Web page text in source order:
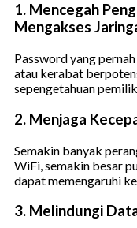
1. Mencegah
Mengakses
Password yang
atau kerabat
sepengetahuan
2. Menjaga
Semakin banyak
WiFi, semakin besar
dapat memengaruhi
3. Melindungi